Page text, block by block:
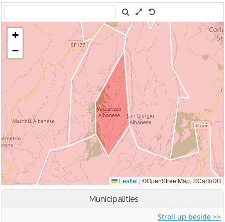
Municipalities
Stroll up beside >>